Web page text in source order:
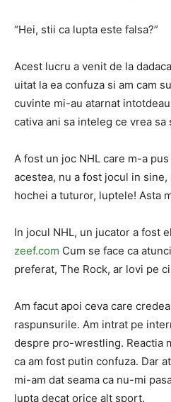
“Hei, stii ca lupta este falsa?”
Acest lucru a venit de la
uitat la ea confuza si am cam
cuvinte mi-au atarnat
cativa ani sa inteleg ce vrea sa
A fost un joc NHL care m-a
acestea, nu a fost jocul in
hochei a tuturor, luptele! Asta
In jocul NHL, un jucator a fost
zeef.com Cum se face ca
preferat, The Rock, ar lovi pe
Am facut apoi ceva care
raspunsurile. Am intrat pe
despre pro-wrestling. Reactia
ca am fost putin confuza. Dar
mi-am dat seama ca nu-mi
lupta decat orice alt sport.